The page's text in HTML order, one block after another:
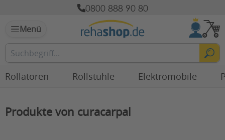
0800 888 90 80
Menü
Rollatoren Rollstühle Elektromobile
Produkte von curacarpal